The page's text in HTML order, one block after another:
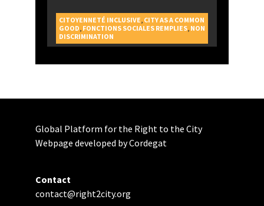
CITOYENNETÉ INCLUSIVE CITY AS A COMMON
GOOD FONCTIONS SOCIALES REMPLIES, NON
DISCRIMINATION
Global Platform for the Right to the City
Webpage developed by Cordegat
Contact
contact@right2city.org